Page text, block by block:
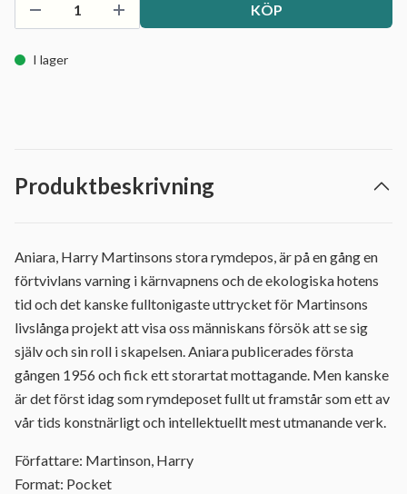
KÖP
I lager
Produktbeskrivning
Aniara, Harry Martinsons stora rymdepos, är på en gång en
förtvivlans varning i kärnvapnens och de ekologiska hotens
tid och det kanske fulltonigaste uttrycket för Martinsons
livslånga projekt att visa oss människans försök att se sig
själv och sin roll i skapelsen. Aniara publicerades första
gången 1956 och fick ett storartat mottagande. Men kanske
är det först idag som rymdeposet fullt ut framstår som ett av
vår tids konstnärligt och intellektuellt mest utmanande verk.
Författare: Martinson, Harry
Format: Pocket